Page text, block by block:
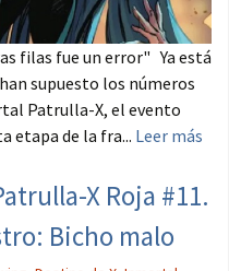
filas fue un error" Ya está
supuesto los números
Patrulla-X, el evento
etapa de la fra... Leer más
X Roja #11.
Bicho malo